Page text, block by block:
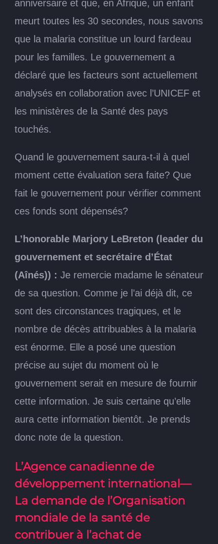
anniversaire et que, en Afrique, un enfant
meurt toutes les 30 secondes, nous savons
que la malaria constitue un lourd fardeau
pour les familles. Le gouvernement a
déclaré que les facteurs sont actuellement
analysés en collaboration avec l’UNICEF et
les ministères de la Santé des pays
touchés.
Quand le gouvernement saura-t-il à quel
moment cette évaluation sera faite? Que
fait le gouvernement pour vérifier comment
ces fonds sont dépensés?
L’honorable Marjory LeBreton (leader du
gouvernement et secrétaire d’État
(Aînés)) : Je remercie madame le sénateur
de sa question. Comme je l’ai déjà dit, ce
sont des circonstances tragiques, et le
nombre de décès attribuables à la malaria
est énorme. Elle a posé une question
précise au sujet du moment où le
gouvernement serait en mesure de fournir
cette information. Je suis certaine qu’elle
aura cette information bientôt. Je prends
donc note de la question.
L’Agence canadienne de
développement international—
La demande de l’Organisation
mondiale de la santé de
contribuer à l’achat de